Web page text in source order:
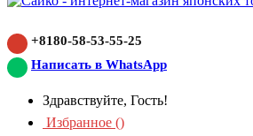
+8180-58-53-55-25
Написать в WhatsApp
Здравствуйте, Гость!
Избранное ()